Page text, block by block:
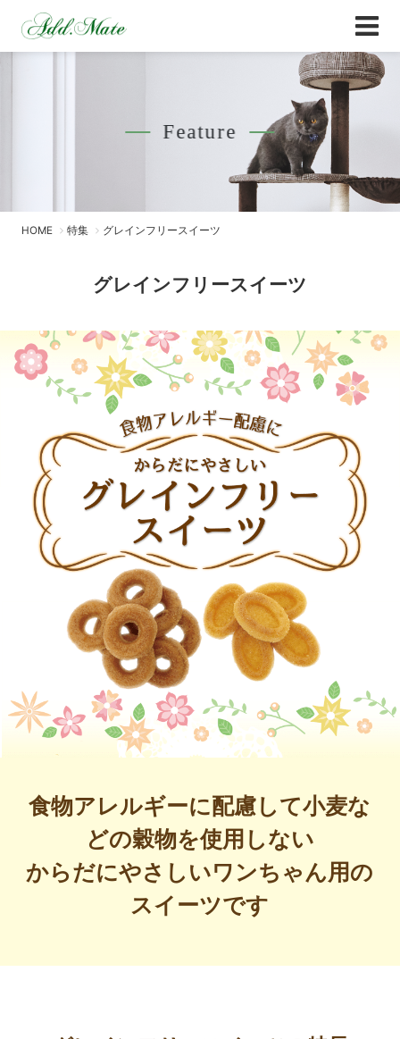
グレインフリースイーツ - Add.Mate -アド・
Feature
HOME 特集 グレインフリースイーツ
グレインフリースイーツ
食物アレルギーに配慮して小麦な
どの穀物を使用しない
からだにやさしいワンちゃん用の
スイーツです